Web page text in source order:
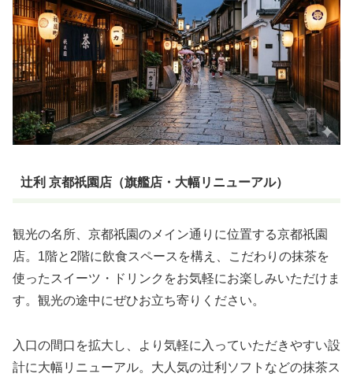
辻利 京都祇園店（旗艦店・大幅リニューアル）
観光の名所、京都祇園のメイン通りに位置する京都祇園
店。1階と2階に飲食スペースを構え、こだわりの抹茶を
使ったスイーツ・ドリンクをお気軽にお楽しみいただけま
す。観光の途中にぜひお立ち寄りください。
入口の間口を拡大し、より気軽に入っていただきやすい設
計に大幅リニューアル。大人気の辻利ソフトなどの抹茶ス